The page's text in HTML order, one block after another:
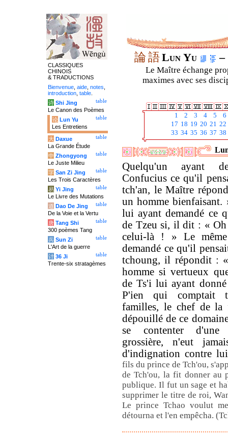
論語Lun Yu –
Le Maître échange
maximes avec ses
1 2 3 4 5
6
17 18 19 20 21 22
33 34 35 36 37 38
Quelqu'un ayant
Confucius ce qu'il
tch'an, le Maître
un homme bienfaisant.
lui ayant demandé ce
de Tzeu si, il dit : «
celui-là ! » Le
demandé ce qu'il
tchoung, il répondit :
homme si vertueux
de Ts'i lui ayant
P'ien qui comptait
familles, le chef de la
dépouillé de ce
se contenter d'une
grossière, n'eut
d'indignation contre
fils du prince de Tch'ou,
de Tch'ou, la fit donner au
publique. Il fut un sage et
supprimer le titre de roi,
Le prince Tchao voulut
détourna et l'en empêcha.
CLASSIQUES
CHINOIS
& TRADUCTIONS
Bienvenue aide notes
introduction table
table
诗 Shi Jing
Le Canon des Poèmes
table
论 Lun Yu
Les Entretiens
table
大 Daxue
La Grande Étude
table
中 Zhongyong
Le Juste Milieu
table
字 San Zi Jing
Les Trois Caractères
table
易 Yi Jing
Le Livre des Mutations
table
道 Dao De Jing
De la Voie et la Vertu
table
唐 Tang Shi
300 poèmes Tang
table
兵 Sun Zi
L'Art de la guerre
table
计 36 Ji
Trente-six stratagèmes